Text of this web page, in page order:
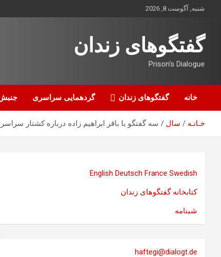
شنبه, آگوست 8, 2026
گفتگوهای زندان
Prison's Dialogue
خانه گفتگوهای زندان گردهمایی سراسری
خـانـه سال سه گفتگو با باقر ابراهیم زاده درباره کشتار
English Deutsch France Swedish
کتابخانه گفتگوهای زندان
شبنامه
haftegi@dialogt.de